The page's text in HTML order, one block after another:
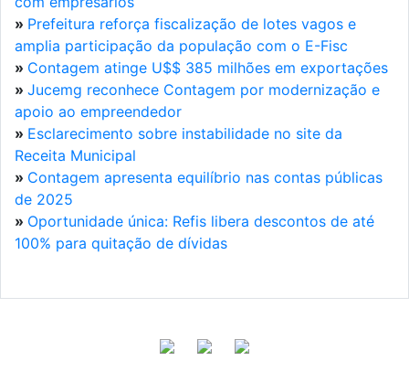
» Prefeitura reforça fiscalização de lotes vagos e
amplia participação da população com o E-Fisc
» Contagem atinge U$$ 385 milhões em exportações
» Jucemg reconhece Contagem por modernização e
apoio ao empreendedor
» Esclarecimento sobre instabilidade no site da
Receita Municipal
» Contagem apresenta equilíbrio nas contas públicas
de 2025
» Oportunidade única: Refis libera descontos de até
100% para quitação de dívidas